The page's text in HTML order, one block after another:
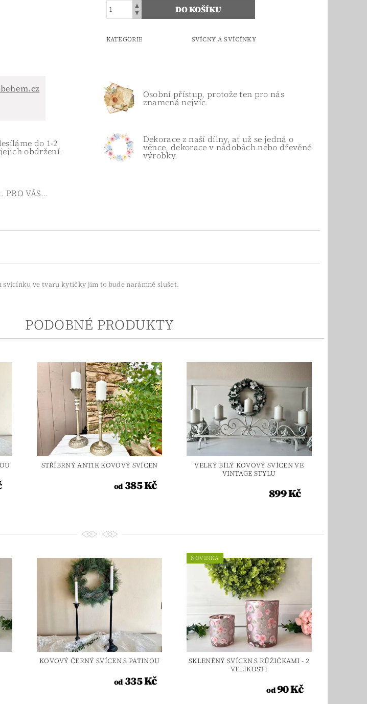
KATEGORIE SVÍCNY A SVÍCÍNKY
Osobní přístup, protože ten pro nás
znamená nejvíc.
do 1-2
obdržení.
Dekorace z naší dílny, ať už se jedná o
věnce, dekorace v nádobách nebo dřevěné
výrobky.
PRO VÁS...
ve tvaru kytičky jim to bude narámně slušet.
PODOBNÉ PRODUKTY
STŘÍBRNÝ ANTIK KOVOVÝ SVÍCEN
od385 Kč
VELKÝ BÍLÝ KOVOVÝ SVÍCEN VE
VINTAGE STYLU
899 Kč
KOVOVÝ ČERNÝ SVÍCEN S PATINOU
od335 Kč
NOVINKA
SKLENĚNÝ SVÍCEN S RŮŽIČKAMI - 2
VELIKOSTI
od90 Kč